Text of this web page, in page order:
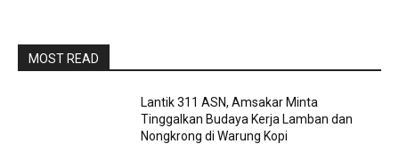
MOST READ
Lantik 311 ASN, Amsakar Minta
Tinggalkan Budaya Kerja Lamban dan
Nongkrong di Warung Kopi